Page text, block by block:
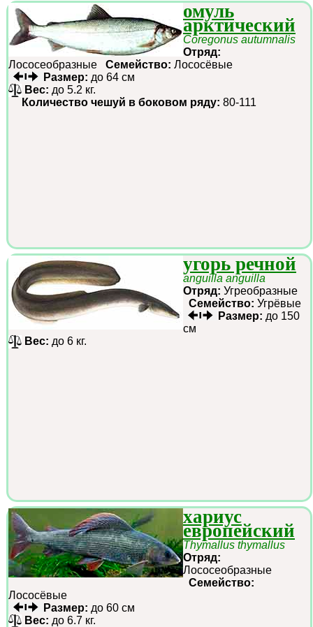
омуль
арктический
Coregonus autumnalis
Отряд:
Лососеобразные Семейство: Лососёвые
Размер: до 64 см
Вес: до 5.2 кг.
Количество чешуй в боковом ряду: 80-111
угорь речной
anguilla anguilla
Отряд: Угреобразные
Семейство: Угрёвые
Размер: до 150
см
Вес: до 6 кг.
хариус
европейский
Thymallus thymallus
Отряд:
Лососеобразные
Семейство:
Лососёвые
Размер: до 60 см
Вес: до 6.7 кг.